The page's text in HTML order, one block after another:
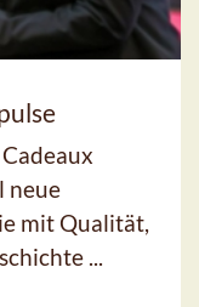
neue
mit Qualität,
...